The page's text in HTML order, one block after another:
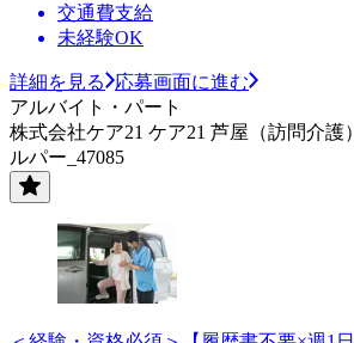
交通費支給
未経験OK
詳細を見る
応募画面に進む
アルバイト・パート
株式会社ケア21 ケア21 芦屋（訪問介護
ルパー_47085